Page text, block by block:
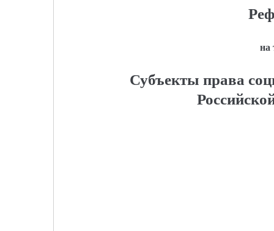
на
Субъекты права